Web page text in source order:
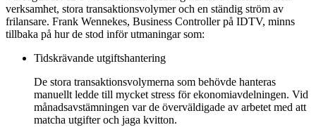
verksamhet, stora transaktionsvolymer och en ständig ström av
frilansare. Frank Wennekes, Business Controller på IDTV, minns
tillbaka på hur de stod inför utmaningar som:
Tidskrävande utgiftshantering
De stora transaktionsvolymerna som behövde hanteras
manuellt ledde till mycket stress för ekonomiavdelningen. Vid
månadsavstämningen var de överväldigade av arbetet med att
matcha utgifter och jaga kvitton.